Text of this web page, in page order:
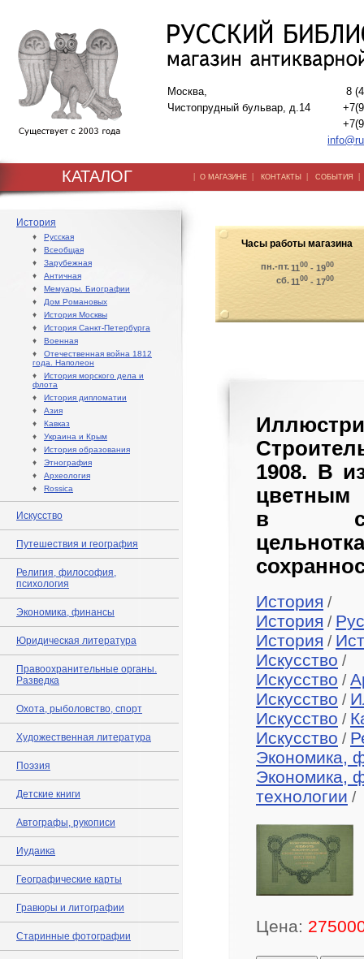
Москва,
Чистопрудный бульвар, д.14
8
КАТАЛОГ | О МАГАЗИНЕ | КОНТАКТЫ | СОБЫТИЯ
История
♦ Русская
♦ Всеобщая
♦ Зарубежная
♦ Античная
♦ Мемуары. Биографии
♦ Дом Романовых
♦ История Москвы
♦ История Санкт-Петербурга
♦ Военная
♦ Отечественная война 1812
года. Наполеон
♦ История морского дела и
флота
♦ История дипломатии
♦ Азия
♦ Кавказ
♦ Украина и Крым
♦ История образования
♦ Этнография
♦ Археология
♦ Rossica
Искусство
Путешествия и география
Религия, философия,
психология
Экономика, финансы
Юридическая литература
Правоохранительные органы.
Разведка
Охота, рыболовство, спорт
Художественная литература
Поэзия
Детские книги
Автографы, рукописи
Иудаика
Географические карты
Гравюры и литографии
Старинные фотографии
Часы работы магазина
пн.-пт.1100 - 1900
сб.1100 - 1700
1908. В
цветным
в
История /
История /
История /
Искусство /
Искусство /
Искусство /
Искусство /
Искусство /
Экономика,
Экономика,
технологии /
Цена: